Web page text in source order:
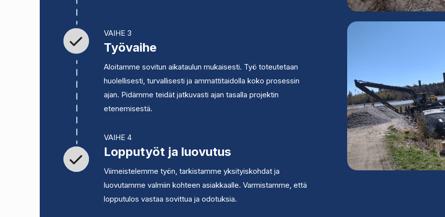
VAIHE 3
Työvaihe
Aloitamme sovitun aikataulun mukaisesti. Työ toteutetaan
huolellisesti, turvallisesti ja ammattitaidolla koko prosessin
ajan. Pidämme teidät jatkuvasti ajan tasalla projektin
etenemisestä.
VAIHE 4
Lopputyöt ja luovutus
Viimeistelemme työn, tarkistamme yksityiskohdat ja
luovutamme valmiin kohteen asiakkaalle. Varmistamme, että
lopputulos vastaa sovittua ja odotuksia.